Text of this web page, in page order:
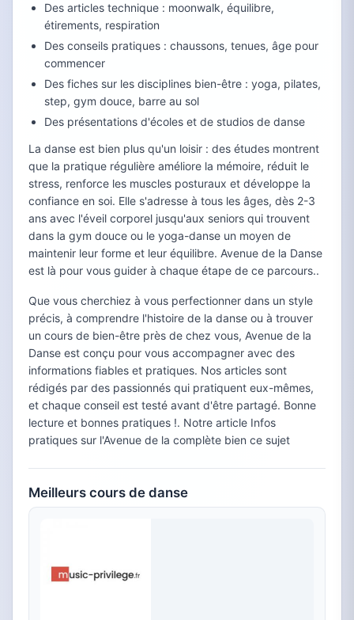
Des articles technique : moonwalk, équilibre,
étirements, respiration
Des conseils pratiques : chaussons, tenues, âge pour
commencer
Des fiches sur les disciplines bien-être : yoga, pilates,
step, gym douce, barre au sol
Des présentations d'écoles et de studios de danse
La danse est bien plus qu'un loisir : des études montrent
que la pratique régulière améliore la mémoire, réduit le
stress, renforce les muscles posturaux et développe la
confiance en soi. Elle s'adresse à tous les âges, dès 2-3
ans avec l'éveil corporel jusqu'aux seniors qui trouvent
dans la gym douce ou le yoga-danse un moyen de
maintenir leur forme et leur équilibre. Avenue de la Danse
est là pour vous guider à chaque étape de ce parcours..
Que vous cherchiez à vous perfectionner dans un style
précis, à comprendre l'histoire de la danse ou à trouver
un cours de bien-être près de chez vous, Avenue de la
Danse est conçu pour vous accompagner avec des
informations fiables et pratiques. Nos articles sont
rédigés par des passionnés qui pratiquent eux-mêmes,
et chaque conseil est testé avant d'être partagé. Bonne
lecture et bonnes pratiques !. Notre article Infos
pratiques sur l'Avenue de la complète bien ce sujet
Meilleurs cours de danse